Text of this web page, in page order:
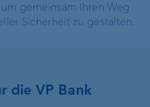
gemeinsam Ihren Weg
Sicherheit zu gestalten.
die VP Bank